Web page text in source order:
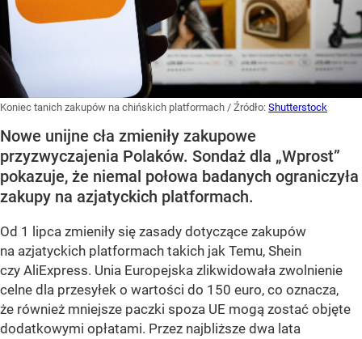
Koniec tanich zakupów na chińskich platformach / Źródło: Shutterstock
Nowe unijne cła zmieniły zakupowe
przyzwyczajenia Polaków. Sondaż dla „Wprost”
pokazuje, że niemal połowa badanych ograniczyła
zakupy na azjatyckich platformach.
Od 1 lipca zmieniły się zasady dotyczące zakupów
na azjatyckich platformach takich jak Temu, Shein
czy AliExpress. Unia Europejska zlikwidowała zwolnienie
celne dla przesyłek o wartości do 150 euro, co oznacza,
że również mniejsze paczki spoza UE mogą zostać objęte
dodatkowymi opłatami. Przez najbliższe dwa lata